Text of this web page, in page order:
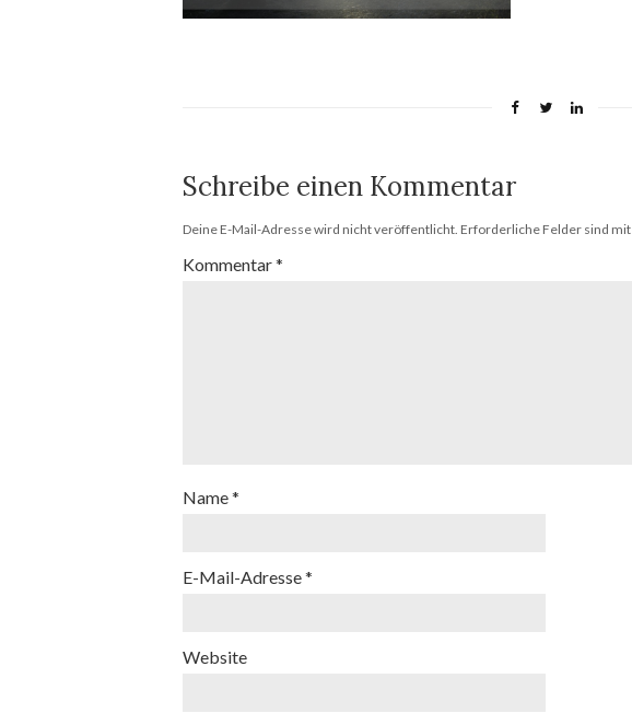
Schreibe einen Kommentar
Deine E-Mail-Adresse wird nicht veröffentlicht. Erforderliche Felder sind mit
Kommentar*
Name*
E-Mail-Adresse*
Website